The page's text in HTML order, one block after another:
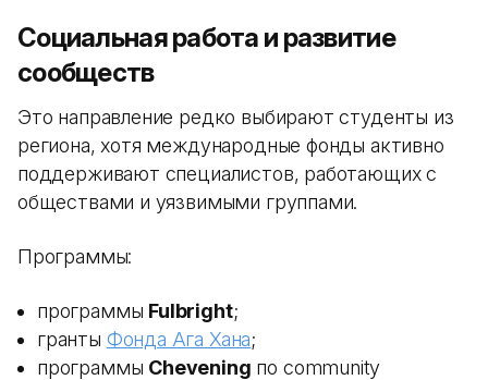
Социальная работа и развитие
сообществ
Это направление редко выбирают студенты из
региона, хотя международные фонды активно
поддерживают специалистов, работающих с
обществами и уязвимыми группами.
Программы:
программы Fulbright;
гранты Фонда Ага Хана;
программы Chevening по community